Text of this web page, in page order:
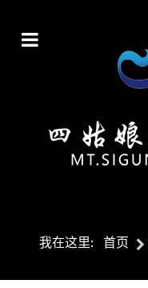
我在这里: 首页